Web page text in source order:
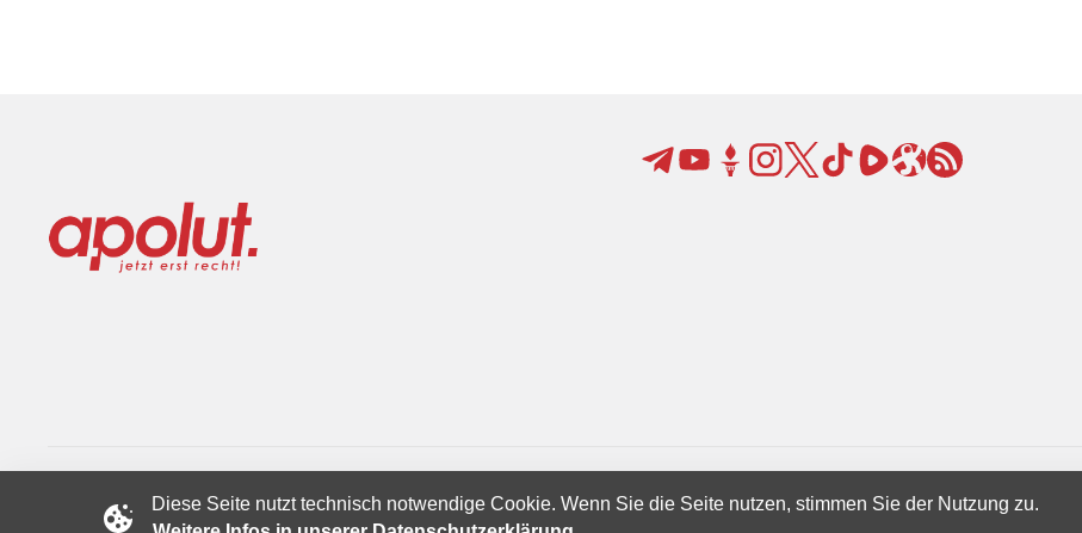
Copyright © 2024 apolut | Jetzt erst recht!. Published apolut Creatives Ltd.
Diese Seite nutzt technisch notwendige Cookie. Wenn Sie die Seite nutzen, stimmen Sie der Nutzung zu.